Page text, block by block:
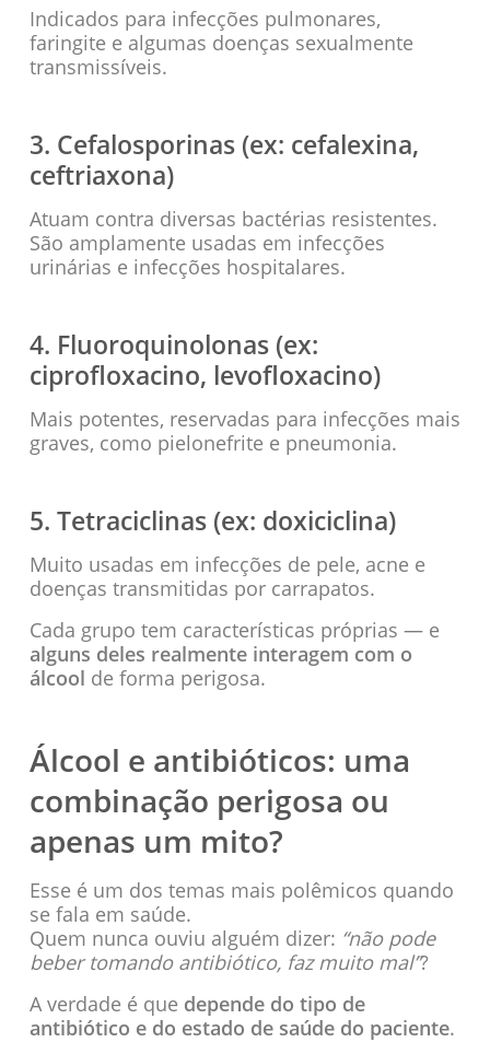
Indicados para infecções pulmonares,
faringite e algumas doenças sexualmente
transmissíveis.
3. Cefalosporinas (ex: cefalexina,
ceftriaxona)
Atuam contra diversas bactérias resistentes.
São amplamente usadas em infecções
urinárias e infecções hospitalares.
4. Fluoroquinolonas (ex:
ciprofloxacino, levofloxacino)
Mais potentes, reservadas para infecções mais
graves, como pielonefrite e pneumonia.
5. Tetraciclinas (ex: doxiciclina)
Muito usadas em infecções de pele, acne e
doenças transmitidas por carrapatos.
Cada grupo tem características próprias — e
alguns deles realmente interagem com o
álcool de forma perigosa.
Álcool e antibióticos: uma
combinação perigosa ou
apenas um mito?
Esse é um dos temas mais polêmicos quando
se fala em saúde.
Quem nunca ouviu alguém dizer: “não pode
beber tomando antibiótico, faz muito mal”?
A verdade é que depende do tipo de
antibiótico e do estado de saúde do paciente.